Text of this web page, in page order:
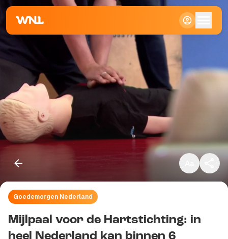
Klein
Standaard
Groot
Goedemorgen Nederland
Mijlpaal voor de Hartstichting: in